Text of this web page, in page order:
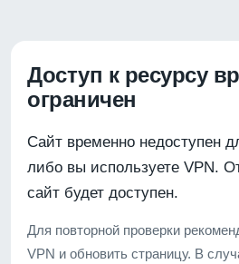
Доступ к ресурсу
ограничен
Сайт временно недоступен
либо вы используете VPN.
сайт будет доступен.
Для повторной проверки
VPN и обновить страницу. В